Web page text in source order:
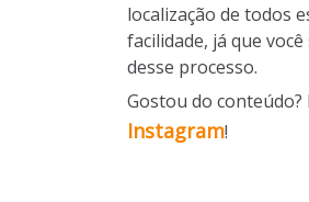
localização de todos
facilidade, já que
desse processo.
Gostou do
Instagram!